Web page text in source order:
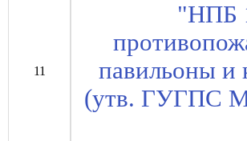
11
"НПБ
павильоны и
(утв. ГУГПС